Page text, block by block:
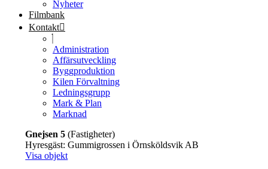
Nyheter
Filmbank
Kontakt
Administration
Affärsutveckling
Byggproduktion
Kilen Förvaltning
Ledningsgrupp
Mark & Plan
Marknad
Gnejsen 5 (Fastigheter)
Hyresgäst: Gummigrossen i Örnsköldsvik AB
Visa objekt